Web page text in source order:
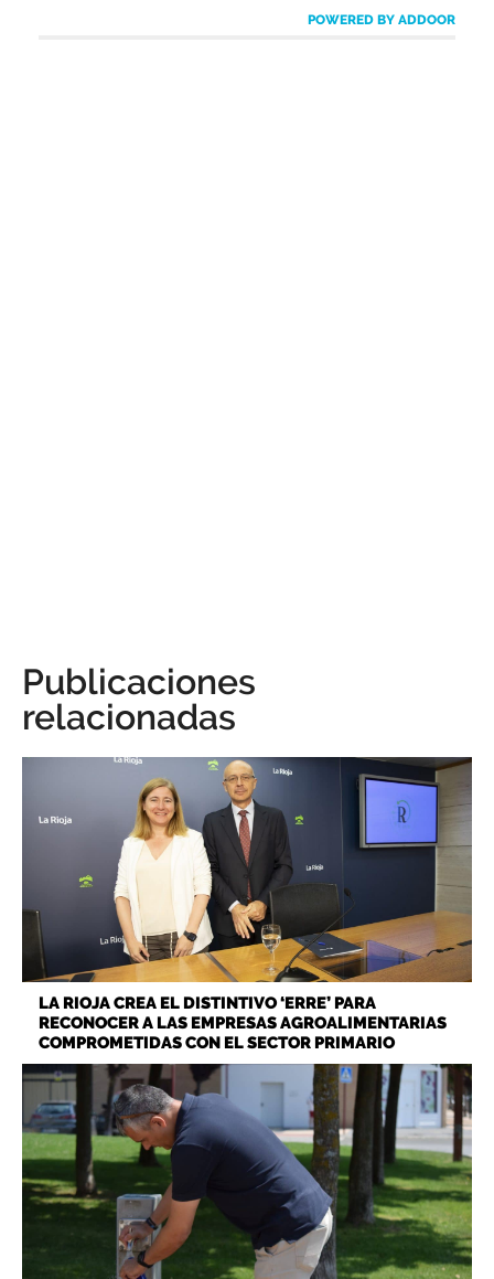
POWERED BY ADDOOR
Publicaciones
relacionadas
LA RIOJA CREA EL DISTINTIVO ‘ERRE’ PARA
RECONOCER A LAS EMPRESAS AGROALIMENTARIAS
COMPROMETIDAS CON EL SECTOR PRIMARIO